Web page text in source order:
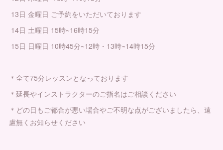
13日 金曜日 ご予約をいただいております
14日 土曜日 15時~16時15分
15日 日曜日 10時45分~12時・13時~14時15分
＊全て75分レッスンとなっております
＊延長やインストラクターのご指名はご相談ください
＊どの日もご都合が悪い場合やご不明な点がございましたら、遠
慮無くお知らせください